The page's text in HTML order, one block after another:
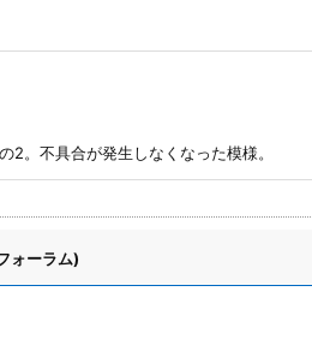
。不具合が発生しなくなった模様。
ォーラム)